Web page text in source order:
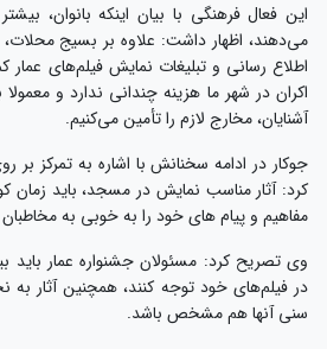
این فعال فرهنگی با بیان اینکه بانوان،
می‌دهند، اظهار داشت: علاوه بر بسیج
اطلاع رسانی و تبلیغات نمایش فیلم‌های عمار
اکران در شهر ما هزینه چندانی ندارد و
آشنایان، مخارج لازم را تأمین می‌کنیم.
جوکار در ادامه سخنانش با اشاره به تمرکز بر
کرد: آثار مناسب نمایش در مسجد، باید زمان
مفاهیم و پیام های خود را به خوبی به مخاطبان
وی تصریح کرد: مسئولان جشنواره عمار
در فیلم‌های خود توجه کنند، همچنین آثار
سنی آنها هم مشخص باشد.